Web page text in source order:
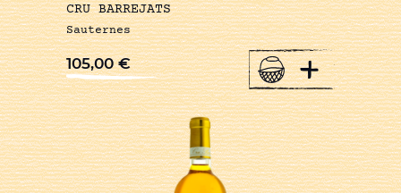
CRU BARREJATS
Sauternes
105,00€ +